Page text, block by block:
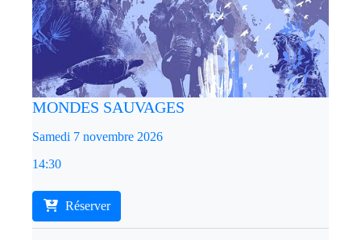
MONDES SAUVAGES
Samedi 7 novembre 2026
14:30
Réserver